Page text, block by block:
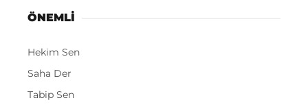
ÖNEMLI
Hekim Sen
Saha Der
Tabip Sen